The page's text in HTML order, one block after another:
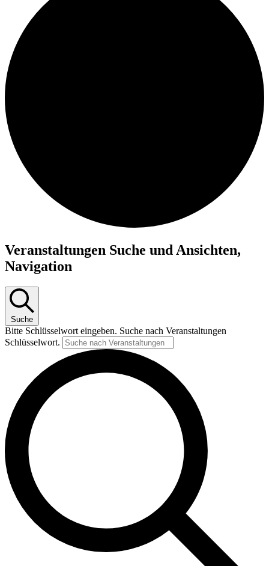
Veranstaltungen
Veranstaltungen Suche und Ansichten,
Navigation
Suche
Bitte Schlüsselwort eingeben. Suche nach Veranstaltungen
Schlüsselwort.